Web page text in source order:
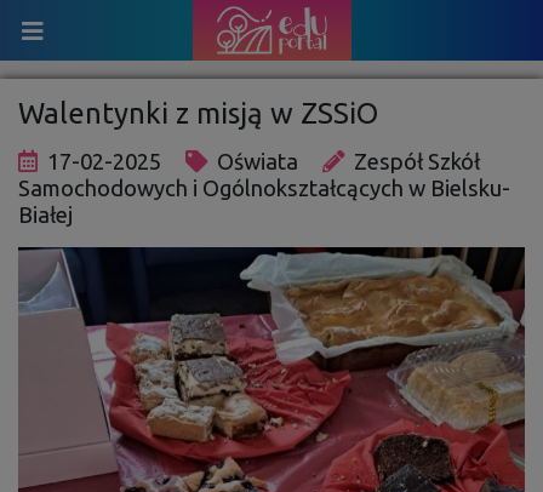
Walentynki z misją w ZSSiO
17-02-2025 Oświata
Zespół Szkół
Samochodowych i Ogólnokształcących w Bielsku-
Białej